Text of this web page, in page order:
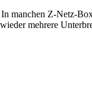
manchen Z-Netz-
mehrere